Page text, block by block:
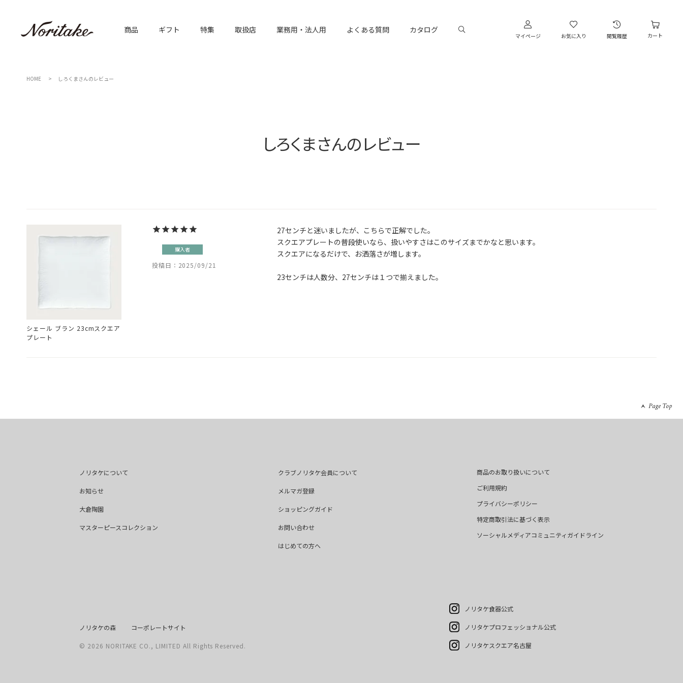
商品 ギフト 特集 取扱店 業務用・法人用 よくある質問 カタログ
マイページ お気に入り 閲覧履歴 カート
HOME しろくまさんのレビュー
しろくまさんのレビュー
シェール ブラン 23cmスクエア
プレート
購入者
投稿日 2025/09/21
27センチと迷いましたが、こちらで正解でした。
スクエアプレートの普段使いなら、扱いやすさはこのサイズまでかなと思います。
スクエアになるだけで、お洒落さが増します。
23センチは人数分、27センチは１つで揃えました。
Page Top
ノリタケについて
お知らせ
大倉陶園
マスターピースコレクション
クラブノリタケ会員について
メルマガ登録
ショッピングガイド
お問い合わせ
はじめての方へ
商品のお取り扱いについて
ご利用規約
プライバシーポリシー
特定商取引法に基づく表示
ソーシャルメディアコミュニティガイドライン
ノリタケの森 コーポレートサイト
ノリタケ食器公式
ノリタケプロフェッショナル公式
ノリタケスクエア名古屋
© 2026 NORITAKE CO., LIMITED All Rights Reserved.